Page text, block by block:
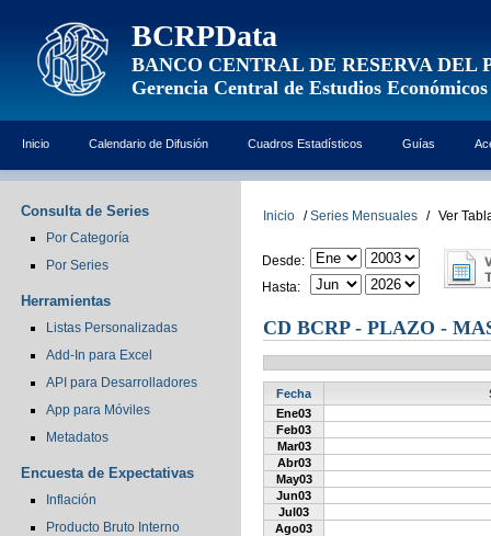
BCRPData
BANCO CENTRAL DE RESERVA DEL
Gerencia Central de Estudios Económicos
Inicio Calendario de Difusión Cuadros Estadísticos Guías
Consulta de Series
Por Categoría
Por Series
Herramientas
Listas Personalizadas
Add-In para Excel
API para Desarrolladores
App para Móviles
Metadatos
Encuesta de Expectativas
Inflación
Producto Bruto Interno
Inicio / Series Mensuales / Ver
Desde:
Hasta:
CD BCRP - PLAZO -
Fecha
Ene03
Feb03
Mar03
Abr03
May03
Jun03
Jul03
Ago03